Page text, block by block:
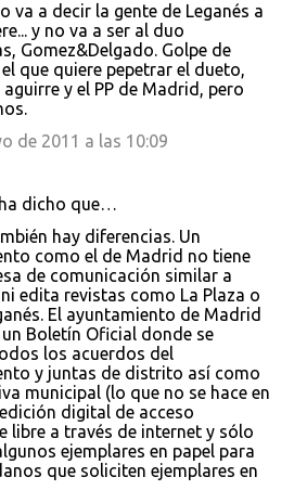
va a decir la gente de Leganés a
y no va a ser al duo
Gomez&Delgado. Golpe de
que quiere pepetrar el dueto,
y el PP de Madrid, pero
de 2011 a las 10:09
dicho que…
hay diferencias. Un
como el de Madrid no tiene
de comunicación similar a
edita revistas como La Plaza o
El ayuntamiento de Madrid
Boletín Oficial donde se
los acuerdos del
y juntas de distrito así como
municipal (lo que no se hace en
digital de acceso
libre a través de internet y sólo
ejemplares en papel para
que soliciten ejemplares en